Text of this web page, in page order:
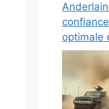
optimale